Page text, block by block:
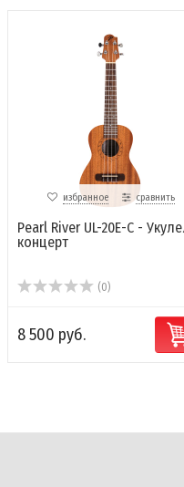
избранное сравнить
Pearl River UL-20E-C -
концерт
(0)
8 500 руб.